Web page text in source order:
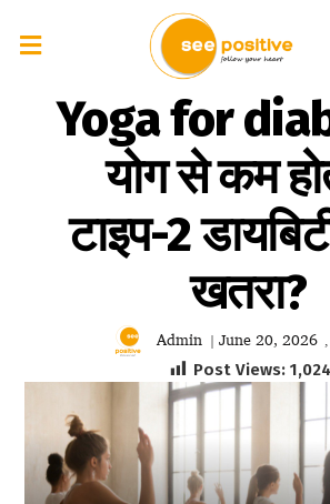
Yoga for
योग से कम
टाइप-2
खतरा?
Admin | June 20, 2026 ,
Post Views: 1,024